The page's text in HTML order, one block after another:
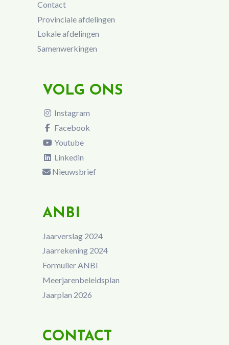
Contact
Provinciale afdelingen
Lokale afdelingen
Samenwerkingen
VOLG ONS
Instagram
Facebook
Youtube
Linkedin
Nieuwsbrief
ANBI
Jaarverslag 2024
Jaarrekening 2024
Formulier ANBI
Meerjarenbeleidsplan
Jaarplan 2026
CONTACT